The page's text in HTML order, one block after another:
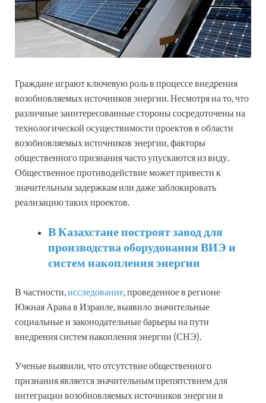
Граждане играют ключевую роль в процессе внедрения
возобновляемых источников энергии. Несмотря на то, что
различные заинтересованные стороны сосредоточены на
технологической осуществимости проектов в области
возобновляемых источников энергии, факторы
общественного признания часто упускаются из виду.
Общественное противодействие может привести к
значительным задержкам или даже заблокировать
реализацию таких проектов.
В Казахстане построят завод для
производства оборудования ВИЭ и
систем накопления энергии
В частности,исследование, проведенное в регионе
Южная Арава в Израиле, выявило значительные
социальные и законодательные барьеры на пути
внедрения систем накопления энергии (СНЭ).
Ученые выявили, что отсутствие общественного
признания является значительным препятствием для
интеграции возобновляемых источников энергии в